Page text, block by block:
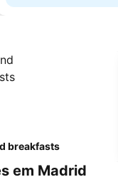
breakfasts
em Madrid